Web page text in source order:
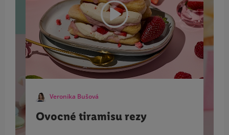
Veronika Bušová
Ovocné tiramisu rezy